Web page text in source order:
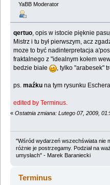
YaBB Moderator
qertuo, opis w istocie pięknie
Mistrz i tu był pierwszym, acz
moze to być nadinterpretacja
fraktalnego z "idealnym kołem
bedzie białe
, tylko "arabesek"
ps.maźku na tym rysunku
edited by Terminus.
« Ostatnia zmiana: Lutego 07, 2009,
"Wśród wydarzeń wszechświata nie
różnie je postrzegamy. Podział na
umysłach" - Marek Baraniecki
Terminus